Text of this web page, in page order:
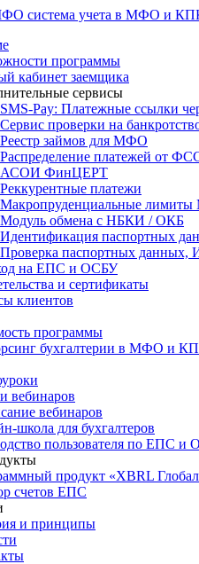
система учета в МФО и
программы
кабинет заемщика
сервисы
SMS-Pay: Платежные ссылки
Сервис проверки на
Реестр займов для МФО
Распределение платежей от
АСОИ ФинЦЕРТ
Реккурентные платежи
Макропруденциальные
Модуль обмена с НБКИ / ОКБ
Идентификация паспортных
Проверка паспортных
на ЕПС и ОСБУ
и сертификаты
клиентов
программы
бухгалтерии в МФО и
вебинаров
вебинаров
школа для бухгалтеров
пользователя по ЕПС и
продукт «XBRL
счетов ЕПС
и принципы